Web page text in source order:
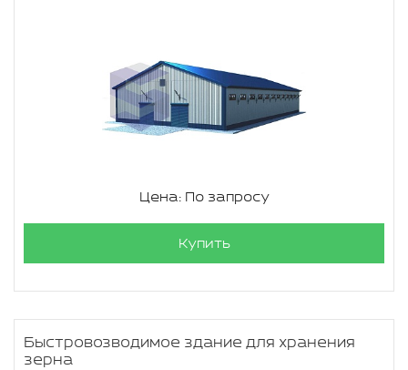
Цена: По запросу
Купить
Быстровозводимое здание для хранения
зерна